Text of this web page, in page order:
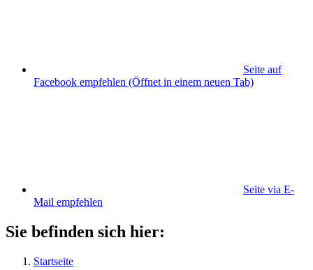
Seite auf
Facebook empfehlen (Öffnet in einem neuen Tab)
Seite via E-
Mail empfehlen
Sie befinden sich hier:
Startseite